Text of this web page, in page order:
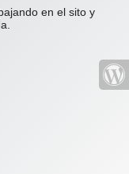
en el sito y